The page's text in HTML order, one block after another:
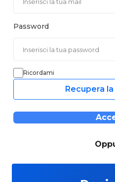
Password
Ricordami
Recupera